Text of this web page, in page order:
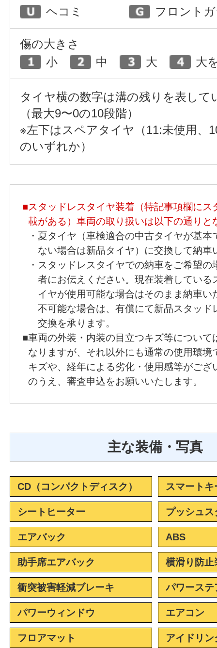
ヘコミ
フロント
傷の大きさ
小
中 大 大
タイヤ横の数字は溝の残りを表して
（最大9〜0の10段階）
※左下はスペアタイヤ（11:未使用、
のいずれか）
■スタッドレスタイヤ装着（特記事項欄にス
載がある）車両の取り扱いは以下の通りと
・ 夏タイヤ（車検適合の中古タイヤが基本
ない場合は新品タイヤ）に交換して納車
・ スタッドレスタイヤでの納車をご希望の
者にお伝えください。現在装着している
イヤが使用可能な場合はそのまま納車い
不可能な場合は、有償にて新品スタッド
交換を承ります。
■車両の外装・内装の目立つキズ等について
なりますが、それ以外にも通常の使用環境
キズや、経年による劣化・使用感等がござ
のうえ、審査申込をお願いいたします。
主な装備・写真
CD（コンパクトディスク） スマートキ
シートヒーター プッシュス
エアバック ABS
助手席エアバック 横滑り防止
衝突被害軽減ブレーキ パワーステ
パワーウィンドウ エアコン
フロアマット アイドリ